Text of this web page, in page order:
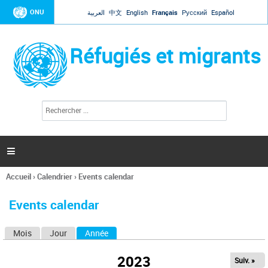
Jump to navigation
ONU العربية 中文 English Français Русский Español
Réfugiés et migrants
l
c
h
e

Vous
ici
Accueil›Calendrier› Events calendar
Events calendar
Mois Jour Année
2023 Suiv. »